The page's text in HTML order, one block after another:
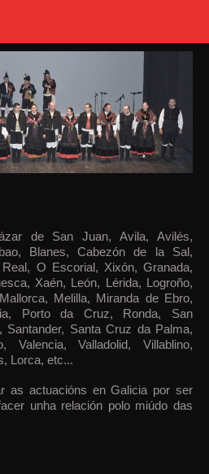
de San Juan, Avila, Avilés,
Blanes, Cabezón de la Sal,
O Escorial, Xixón, Granada,
Xaén, León, Lérida, Logroño,
Melilla, Miranda de Ebro,
Porto da Cruz, Ronda, San
Santander, Santa Cruz da Palma,
Valencia, Valladolid, Villablino,
Lorca, etc...
as actuacións en Galicia por ser
unha relación polo miúdo das